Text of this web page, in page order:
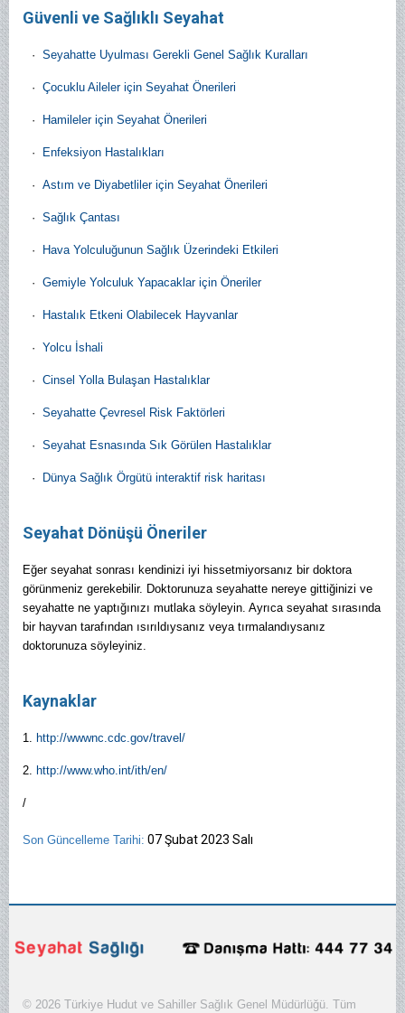
Güvenli ve Sağlıklı Seyahat
· Seyahatte Uyulması Gerekli Genel Sağlık Kuralları
· Çocuklu Aileler için Seyahat Önerileri
· Hamileler için Seyahat Önerileri
· Enfeksiyon Hastalıkları
· Astım ve Diyabetliler için Seyahat Önerileri
· Sağlık Çantası
· Hava Yolculuğunun Sağlık Üzerindeki Etkileri
· Gemiyle Yolculuk Yapacaklar için Öneriler
· Hastalık Etkeni Olabilecek Hayvanlar
· Yolcu İshali
· Cinsel Yolla Bulaşan Hastalıklar
· Seyahatte Çevresel Risk Faktörleri
· Seyahat Esnasında Sık Görülen Hastalıklar
· Dünya Sağlık Örgütü interaktif risk haritası
Seyahat Dönüşü Öneriler
Eğer seyahat sonrası kendinizi iyi hissetmiyorsanız bir doktora
görünmeniz gerekebilir. Doktorunuza seyahatte nereye gittiğinizi ve
seyahatte ne yaptığınızı mutlaka söyleyin. Ayrıca seyahat sırasında
bir hayvan tarafından ısırıldıysanız veya tırmalandıysanız
doktorunuza söyleyiniz.
Kaynaklar
1. http://wwwnc.cdc.gov/travel/
2. http://www.who.int/ith/en/
/
Son Güncelleme Tarihi: 07 Şubat 2023 Salı
© 2026 Türkiye Hudut ve Sahiller Sağlık Genel Müdürlüğü. Tüm